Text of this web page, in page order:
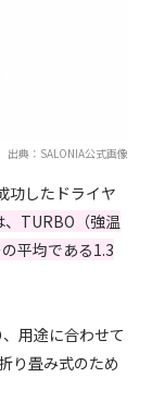
出典：SALONIA公式画像
功したドライヤ
、TURBO（強温
平均である1.3
用途に合わせて
り畳み式のため